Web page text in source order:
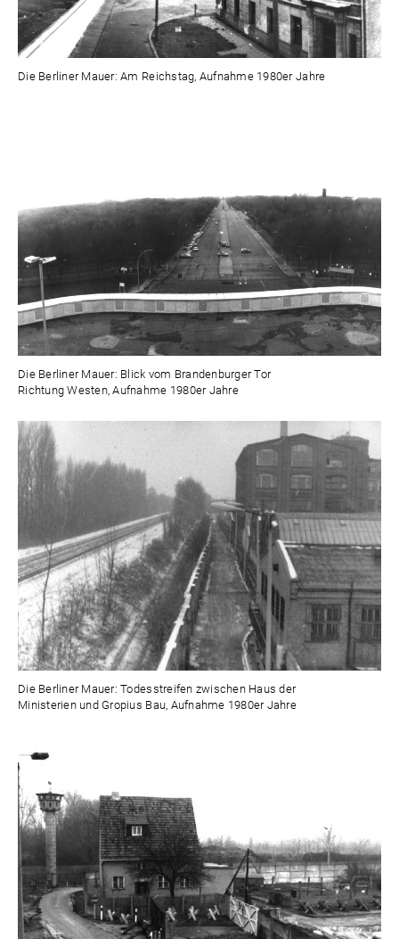
Die Berliner Mauer: Am Reichstag, Aufnahme 1980er Jahre
Die Berliner Mauer: Blick vom Brandenburger Tor
Richtung Westen, Aufnahme 1980er Jahre
Die Berliner Mauer: Todesstreifen zwischen Haus der
Ministerien und Gropius Bau, Aufnahme 1980er Jahre